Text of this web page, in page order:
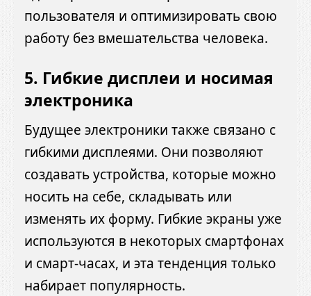
пользователя и оптимизировать свою
работу без вмешательства человека.
5. Гибкие дисплеи и носимая
электроника
Будущее электроники также связано с
гибкими дисплеями. Они позволяют
создавать устройства, которые можно
носить на себе, складывать или
изменять их форму. Гибкие экраны уже
используются в некоторых смартфонах
и смарт-часах, и эта тенденция только
набирает популярность.